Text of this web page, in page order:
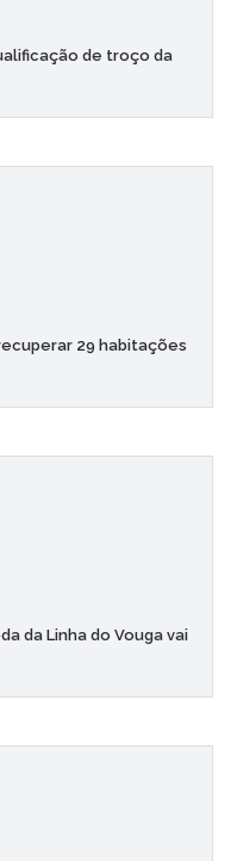
de troço da
29 habitações
da Linha do Vouga vai